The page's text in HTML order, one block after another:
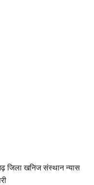
जिला खनिज संस्थान न्यास